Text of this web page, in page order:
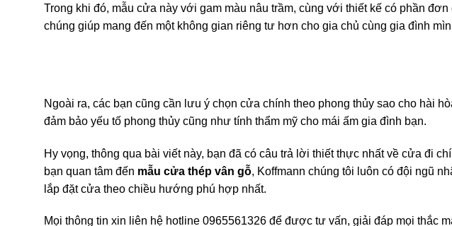
Trong khi đó, mẫu cửa này với gam màu nâu trầm, cùng với thiết kế có phần
chúng giúp mang đến một không gian riêng tư hơn cho gia chủ cùng gia đình
Ngoài ra, các bạn cũng cần lưu ý chọn cửa chính theo phong thủy sao cho hài
đảm bảo yếu tố phong thủy cũng như tính thẩm mỹ cho mái ấm gia đình bạn.
Hy vọng, thông qua bài viết này, bạn đã có câu trả lời thiết thực nhất về cửa đi
bạn quan tâm đến mẫu cửa thép vân gỗ, Koffmann chúng tôi luôn có đội ngũ
lắp đặt cửa theo chiều hướng phú hợp nhất.
Mọi thông tin xin liên hệ hotline 0965561326 để được tư vấn, giải đáp mọi thắc